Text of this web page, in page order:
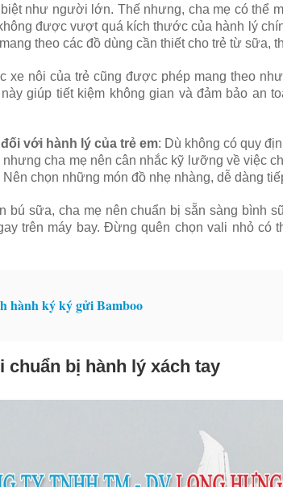
như người lớn. Thế nhưng, cha mẹ có thể
được vượt quá kích thước của hành lý
theo các đồ dùng cần thiết cho trẻ từ sữa,
xe nôi của trẻ cũng được phép mang theo
giúp tiết kiệm không gian và đảm bảo an
với hành lý của trẻ em: Dù không có quy
cha mẹ nên cân nhắc kỹ lưỡng về việc
chọn những món đồ nhẹ nhàng, dễ dàng
bú sữa, cha mẹ nên chuẩn bị sẵn sàng bình
trên máy bay. Đừng quên chọn vali nhỏ có
hành ký ký gửi Bamboo
chuẩn bị hành lý xách tay